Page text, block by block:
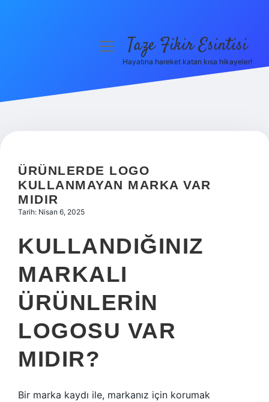
Hakkımızda
menüyüTaze Fikir Esintisi
Hayatına hareket katan kısa hikayeler!
ÜRÜNLERDE LOGO
KULLANMAYAN MARKA VAR
MIDIR
Tarih: Nisan 6, 2025
KULLANDIĞINIZ
MARKALI
ÜRÜNLERIN
LOGOSU VAR
MIDIR?
Bir marka kaydı ile, markanız için korumak